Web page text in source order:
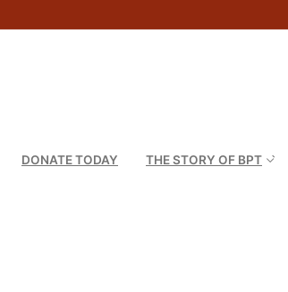
DONATE TODAY THE STORY OF BPT